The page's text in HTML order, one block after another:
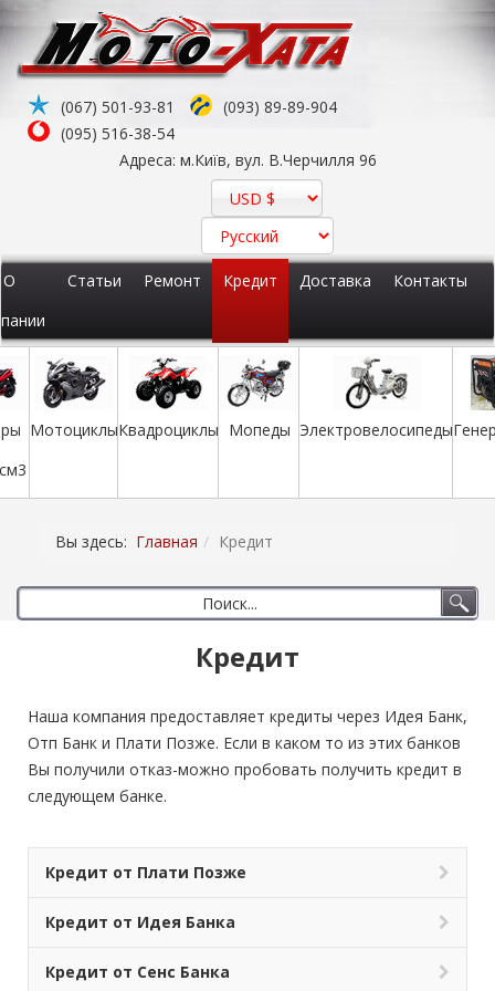
(067) 501-93-81
(093) 89-89-904
(095) 516-38-54
Адреса: м.Київ, вул. В.Черчилля 96
О
Статьи Ремонт Кредит Доставка Контакты
МотоциклыКвадроциклы Мопеды Электровелосипеды
Вы здесь: Главная Кредит
Кредит
Наша компания предоставляет кредиты через Идея Банк,
Отп Банк и Плати Позже. Если в каком то из этих банков
Вы получили отказ-можно пробовать получить кредит в
следующем банке.
Кредит от Плати Позже
Кредит от Идея Банка
Кредит от Сенс Банка
Квадроциклы